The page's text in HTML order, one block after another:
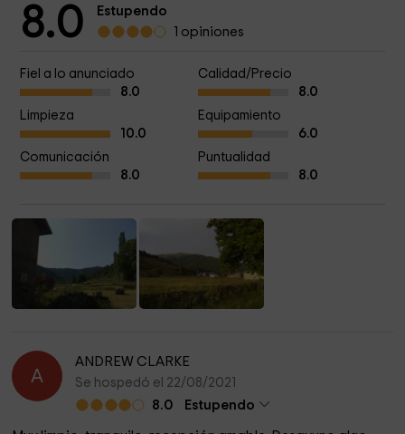
8.0
Estupendo
1 opiniones
Fiel a lo anunciado
8.0
Calidad/Precio
8.0
Limpieza
10.0
Equipamiento
6.0
Comunicación
8.0
Puntualidad
8.0
A
ANDREW CLARKE
Se hospedó el 22/08/2021
8.0
Estupendo